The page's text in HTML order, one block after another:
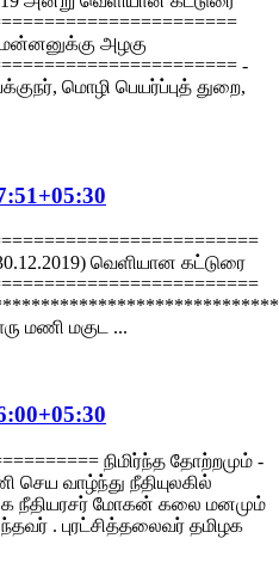
அழகு
-
மொழி பெயர்ப்புத் துறை,
வெளியான கட்டுரை
மணி மகுட ...
நிமிர்ந்த தோற்றமும் -
செய வாழ்ந்து நீதியுலகில்
நீதியரசர் மோகன் கலை மனமும்
. புரட்சித்தலைவர் தமிழக